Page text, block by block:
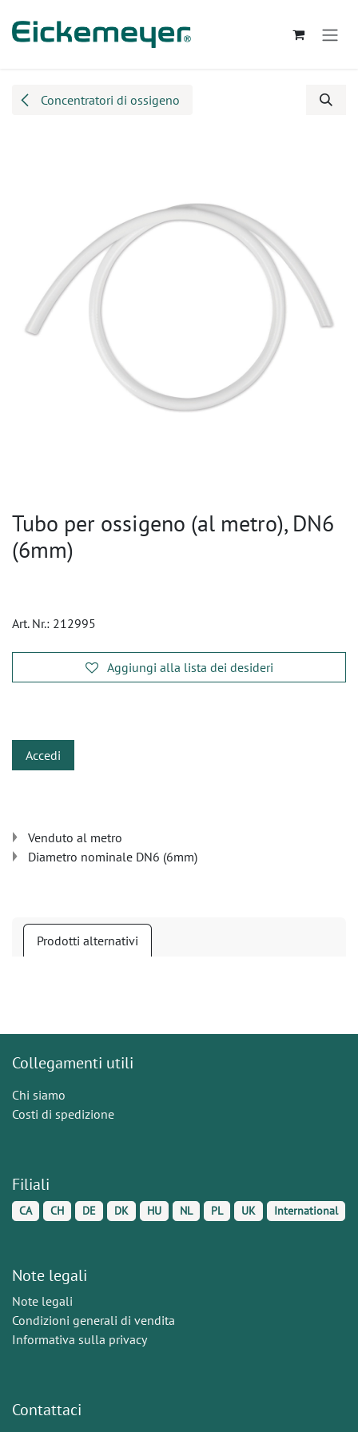
Concentratori di ossigeno
Tubo per ossigeno (al metro), DN6
(6mm)
Art. Nr.: 212995
Aggiungi alla lista dei desideri
Accedi
Venduto al metro
Diametro nominale DN6 (6mm)
Prodotti alternativi
Collegamenti utili
Chi siamo
Costi di spedizione
Filiali
CA CH DE DK HU NL PL UK International
Note legali
Note legali
Condizioni generali di vendita
Informativa sulla privacy
Contattaci